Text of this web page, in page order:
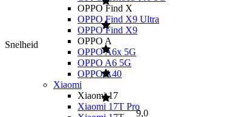
OPPO Find X
OPPO Find X9 Ultra
OPPO Find X9
OPPO A
OPPO A6x 5G
OPPO A6 5G
OPPO A40
Xiaomi
Xiaomi 17
Xiaomi 17T Pro
Snelheid
9,0